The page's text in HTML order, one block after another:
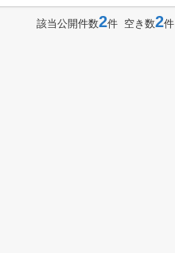
該当公開件数2件 空き数2件